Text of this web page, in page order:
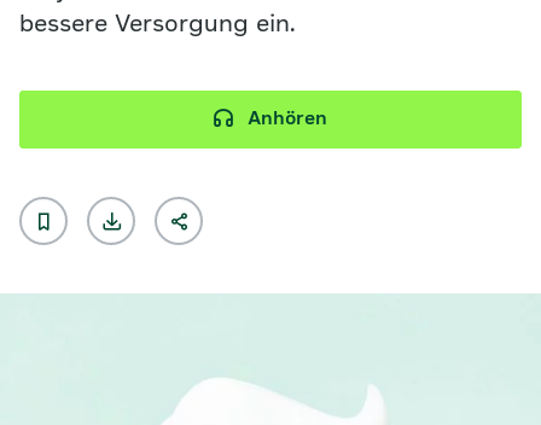
bessere Versorgung ein.
Anhören